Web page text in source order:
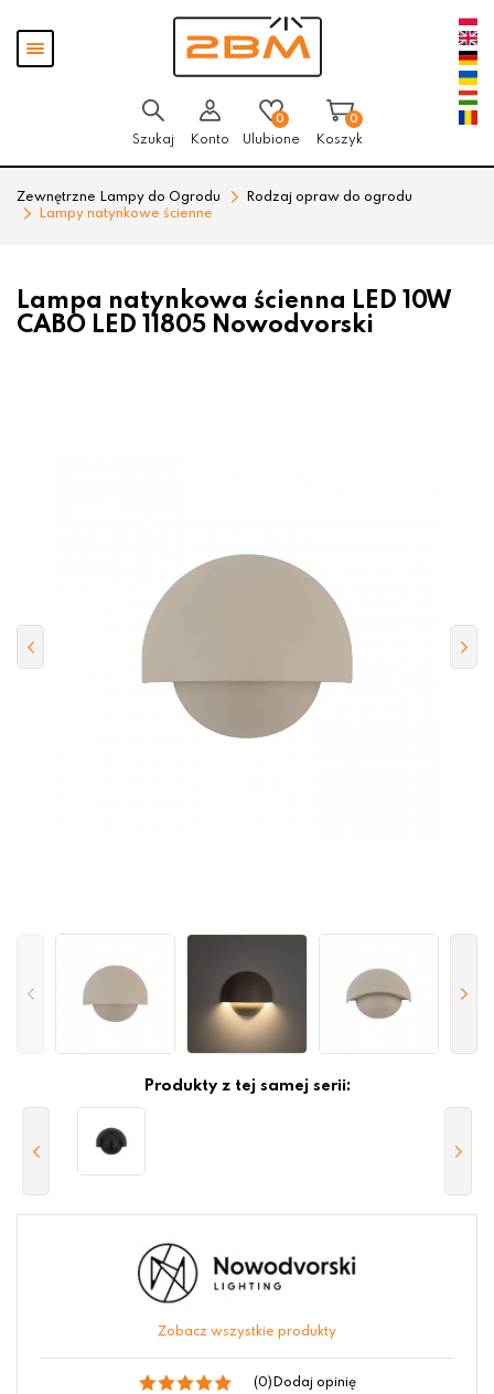
Pokaż
menu
Szukaj Konto
0
Ulubione
0
Koszyk
Zewnętrzne Lampy do Ogrodu
Rodzaj opraw do ogrodu
Lampy natynkowe ścienne
Lampa natynkowa ścienna LED 10W
CABO LED 11805 Nowodvorski
Produkty z tej samej serii:
Zobacz wszystkie produkty
(0) Dodaj opinię